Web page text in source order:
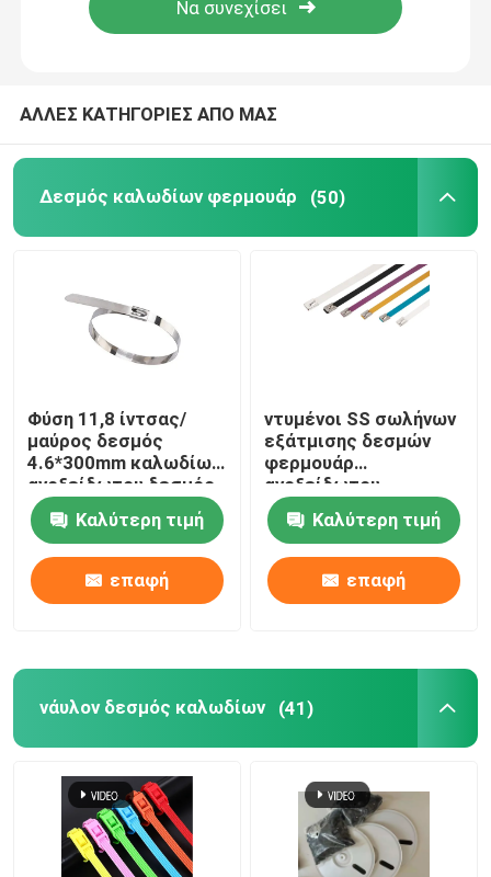
Ποιοτικός έλεγχος
Ζητήστε ένα απόσπασμα
Δεσμός καλωδίων φερμουάρ
νάυλον δεσμός καλωδίων
Εξαρτήματα δεσμών καλωδίων
ηλιακός αναστροφέας μικροϋπολογιστών
ΑΛΛΕΣ ΚΑΤΗΓΟΡΙΕΣ ΑΠΟ ΜΑΣ
Δεσμός καλωδίων φερμουάρ (50)
Φύση 11,8 ίντσας/
μαύρος δεσμός
4.6*300mm καλωδίων
ανοξείδωτου δεσμός
καλωδίων SS316
Καλύτερη τιμή
επαφή
ντυμένοι SS σωλήνων
εξάτμισης δεσμών
φερμουάρ
ανοξείδωτου
5.6x300mm δεσμοί
καλωδίων επιγραφών
PVC
Καλύτερη τιμή
επαφή
νάυλον δεσμός καλωδίων (41)